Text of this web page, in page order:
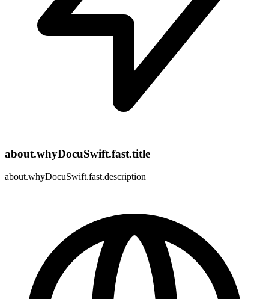
about.whyDocuSwift.fast.title
about.whyDocuSwift.fast.description